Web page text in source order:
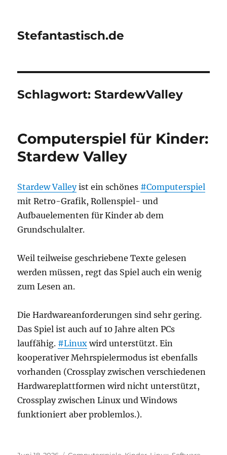
Stefantastisch.de
Schlagwort:StardewValley
Computerspiel für Kinder:
Stardew Valley
Stardew Valleyist ein schönes #Computerspiel
mit Retro-Grafik, Rollenspiel- und
Aufbauelementen für Kinder ab dem
Grundschulalter.
Weil teilweise geschriebene Texte gelesen
werden müssen, regt das Spiel auch ein wenig
zum Lesen an.
Die Hardwareanforderungen sind sehr gering.
Das Spiel ist auch auf 10 Jahre alten PCs
lauffähig. #Linux wird unterstützt. Ein
kooperativer Mehrspielermodus ist ebenfalls
vorhanden (Crossplay zwischen verschiedenen
Hardwareplattformen wird nicht unterstützt,
Crossplay zwischen Linux und Windows
funktioniert aber problemlos.).